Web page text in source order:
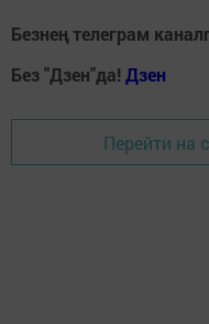
Безнең телеграм
Без "Дзен"да! Дзен
Перейти на